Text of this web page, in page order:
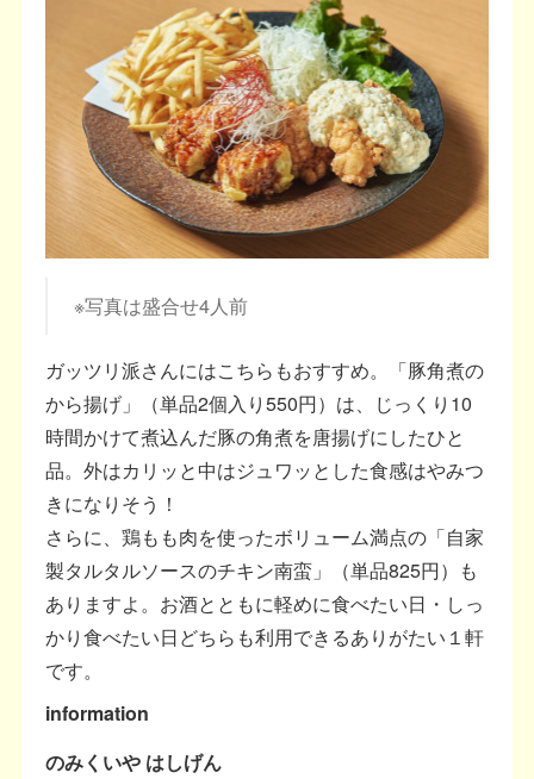
※写真は盛合せ4人前
ガッツリ派さんにはこちらもおすすめ。「豚角煮の
から揚げ」（単品2個入り550円）は、じっくり10
時間かけて煮込んだ豚の角煮を唐揚げにしたひと
品。外はカリッと中はジュワッとした食感はやみつ
きになりそう！
さらに、鶏もも肉を使ったボリューム満点の「自家
製タルタルソースのチキン南蛮」（単品825円）も
ありますよ。お酒とともに軽めに食べたい日・しっ
かり食べたい日どちらも利用できるありがたい１軒
です。
information
のみくいや はしげん